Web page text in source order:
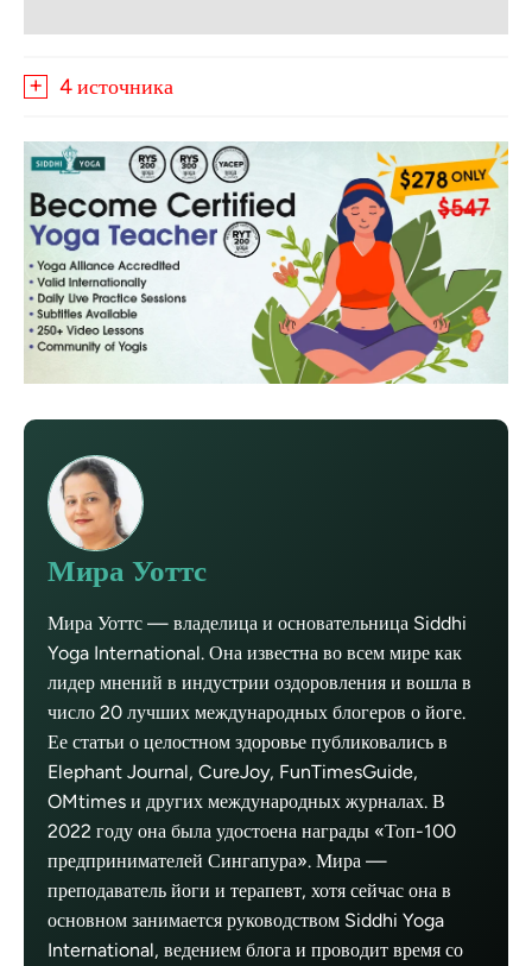
4 источника
Мира Уоттс
Мира Уоттс — владелица и основательница Siddhi
Yoga International. Она известна во всем мире как
лидер мнений в индустрии оздоровления и вошла в
число 20 лучших международных блогеров о йоге.
Ее статьи о целостном здоровье публиковались в
Elephant Journal, CureJoy, FunTimesGuide,
OMtimes и других международных журналах. В
2022 году она была удостоена награды «Топ-100
предпринимателей Сингапура». Мира —
преподаватель йоги и терапевт, хотя сейчас она в
основном занимается руководством Siddhi Yoga
International, ведением блога и проводит время со